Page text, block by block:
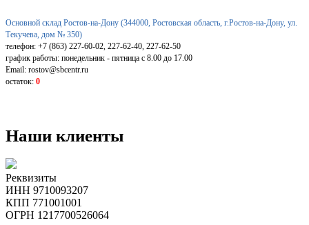
Основной склад Ростов-на-Дону (344000, Ростовская область, г.Ростов-на-Дону, ул.
Текучева, дом № 350)
телефон: +7 (863) 227-60-02, 227-62-40, 227-62-50
график работы: понедельник - пятница с 8.00 до 17.00
Email: rostov@sbcentr.ru
остаток: 0
Наши клиенты
Реквизиты
ИНН 9710093207
КПП 771001001
ОГРН 1217700526064